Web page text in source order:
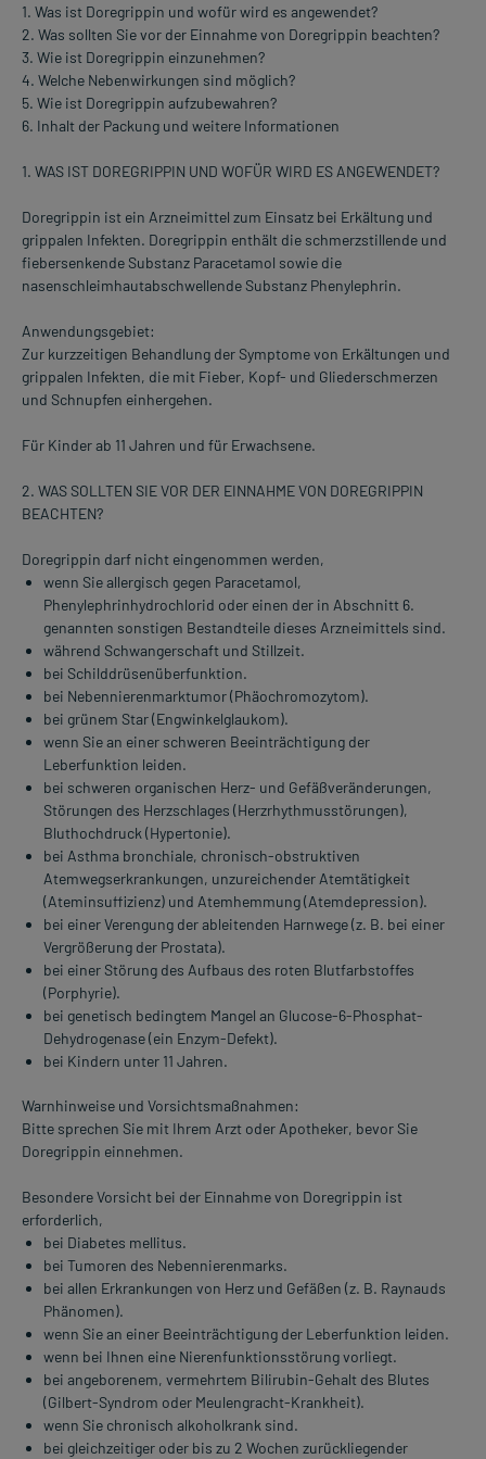
1. Was ist Doregrippin und wofür wird es angewendet?
2. Was sollten Sie vor der Einnahme von Doregrippin beachten?
3. Wie ist Doregrippin einzunehmen?
4. Welche Nebenwirkungen sind möglich?
5. Wie ist Doregrippin aufzubewahren?
6. Inhalt der Packung und weitere Informationen
1. WAS IST DOREGRIPPIN UND WOFÜR WIRD ES ANGEWENDET?
Doregrippin ist ein Arzneimittel zum Einsatz bei Erkältung und
grippalen Infekten. Doregrippin enthält die schmerzstillende und
fiebersenkende Substanz Paracetamol sowie die
nasenschleimhautabschwellende Substanz Phenylephrin.
Anwendungsgebiet:
Zur kurzzeitigen Behandlung der Symptome von Erkältungen und
grippalen Infekten, die mit Fieber, Kopf- und Gliederschmerzen
und Schnupfen einhergehen.
Für Kinder ab 11 Jahren und für Erwachsene.
2. WAS SOLLTEN SIE VOR DER EINNAHME VON DOREGRIPPIN
BEACHTEN?
Doregrippin darf nicht eingenommen werden,
wenn Sie allergisch gegen Paracetamol,
Phenylephrinhydrochlorid oder einen der in Abschnitt 6.
genannten sonstigen Bestandteile dieses Arzneimittels sind.
während Schwangerschaft und Stillzeit.
bei Schilddrüsenüberfunktion.
bei Nebennierenmarktumor (Phäochromozytom).
bei grünem Star (Engwinkelglaukom).
wenn Sie an einer schweren Beeinträchtigung der
Leberfunktion leiden.
bei schweren organischen Herz- und Gefäßveränderungen,
Störungen des Herzschlages (Herzrhythmusstörungen),
Bluthochdruck (Hypertonie).
bei Asthma bronchiale, chronisch-obstruktiven
Atemwegserkrankungen, unzureichender Atemtätigkeit
(Ateminsuffizienz) und Atemhemmung (Atemdepression).
bei einer Verengung der ableitenden Harnwege (z. B. bei einer
Vergrößerung der Prostata).
bei einer Störung des Aufbaus des roten Blutfarbstoffes
(Porphyrie).
bei genetisch bedingtem Mangel an Glucose-6-Phosphat-
Dehydrogenase (ein Enzym-Defekt).
bei Kindern unter 11 Jahren.
Warnhinweise und Vorsichtsmaßnahmen:
Bitte sprechen Sie mit Ihrem Arzt oder Apotheker, bevor Sie
Doregrippin einnehmen.
Besondere Vorsicht bei der Einnahme von Doregrippin ist
erforderlich,
bei Diabetes mellitus.
bei Tumoren des Nebennierenmarks.
bei allen Erkrankungen von Herz und Gefäßen (z. B. Raynauds
Phänomen).
wenn Sie an einer Beeinträchtigung der Leberfunktion leiden.
wenn bei Ihnen eine Nierenfunktionsstörung vorliegt.
bei angeborenem, vermehrtem Bilirubin-Gehalt des Blutes
(Gilbert-Syndrom oder Meulengracht-Krankheit).
wenn Sie chronisch alkoholkrank sind.
bei gleichzeitiger oder bis zu 2 Wochen zurückliegender